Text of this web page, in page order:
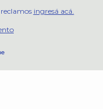
ingresá acá.